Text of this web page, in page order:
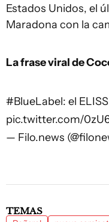
Estados Unidos, el
Maradona con la
La frase viral de
#BlueLabel: el
pic.twitter.com/
— Filo.news
TEMAS